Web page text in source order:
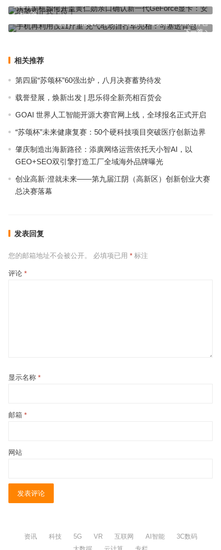
上一篇
式上位！
下一篇
手机再利用仅11斤重 充气电动自行车亮相：可塞进背包
相关推荐
第四届“苏颂杯”60强出炉，八月决赛蓄势待发
载誉登展，焕新出发 | 思乐得全新亮相百货会
GOAI 世界人工智能开源大赛官网上线，全球报名正式开启
“苏颂杯”未来健康复赛：50个硬科技项目突破医疗创新边界
肇庆制造出海新路径：添廣网络运营依托天小智AI，以
GEO+SEO双引擎打造工厂全域海外品牌曝光
创业高新·澄就未来——第九届江阴（高新区）创新创业大赛
总决赛落幕
发表回复
您的邮箱地址不会被公开。 必填项已用 *标注
评论 *
显示名称 *
邮箱 *
网站
资讯 科技 5G VR 互联网 AI智能
3C数码